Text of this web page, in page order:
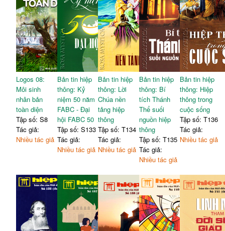
Logos 08:
Môi sinh
nhân bản
toàn diện
Tập số: S8
Tác giả:
Nhiều tác giả
Bản tin hiệp
thông: Kỷ
niệm 50 năm
FABC - Đại
hội FABC 50
Tập số: S133
Tác giả:
Nhiều tác giả
Bản tin hiệp
thông: Lời
Chúa nền
tảng hiệp
thông
Tập số: T134
Tác giả:
Nhiều tác giả
Bản tin hiệp
thông: Bí
tích Thánh
Thể suối
nguồn hiệp
thông
Tập số: T135
Tác giả:
Nhiều tác giả
Bản tin hiệp
thông: Hiệp
thông trong
cuộc sống
Tập số: T136
Tác giả:
Nhiều tác giả